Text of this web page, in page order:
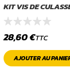
KIT VIS DE
28,60€TTC
AJOUTER AU